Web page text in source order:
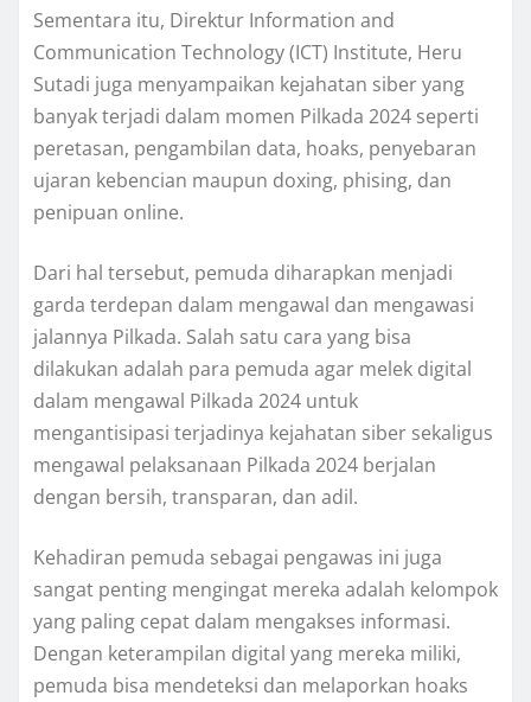
Sementara itu, Direktur Information and
Communication Technology (ICT) Institute, Heru
Sutadi juga menyampaikan kejahatan siber yang
banyak terjadi dalam momen Pilkada 2024 seperti
peretasan, pengambilan data, hoaks, penyebaran
ujaran kebencian maupun doxing, phising, dan
penipuan online.
Dari hal tersebut, pemuda diharapkan menjadi
garda terdepan dalam mengawal dan mengawasi
jalannya Pilkada. Salah satu cara yang bisa
dilakukan adalah para pemuda agar melek digital
dalam mengawal Pilkada 2024 untuk
mengantisipasi terjadinya kejahatan siber sekaligus
mengawal pelaksanaan Pilkada 2024 berjalan
dengan bersih, transparan, dan adil.
Kehadiran pemuda sebagai pengawas ini juga
sangat penting mengingat mereka adalah kelompok
yang paling cepat dalam mengakses informasi.
Dengan keterampilan digital yang mereka miliki,
pemuda bisa mendeteksi dan melaporkan hoaks